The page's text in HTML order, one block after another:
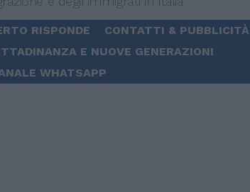
RISPONDE
CONTATTI & PUBBLICITÀ
E NUOVE GENERAZIONI
WHATSAPP